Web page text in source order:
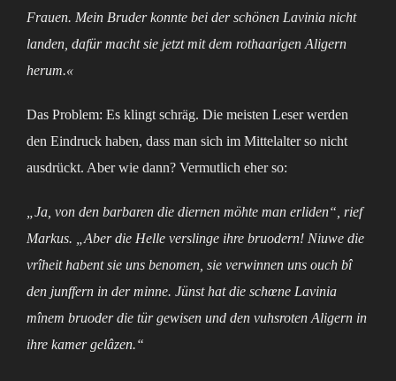
Frauen. Mein Bruder konnte bei der schönen Lavinia nicht
landen, dafür macht sie jetzt mit dem rothaarigen Aligern
herum.«
Das Problem: Es klingt schräg. Die meisten Leser werden
den Eindruck haben, dass man sich im Mittelalter so nicht
ausdrückt. Aber wie dann? Vermutlich eher so:
„Ja, von den barbaren die diernen möhte man erliden“, rief
Markus. „Aber die Helle verslinge ihre bruodern! Niuwe die
vrîheit habent sie uns benomen, sie verwinnen uns ouch bî
den junffern in der minne. Jünst hat die schœne Lavinia
mînem bruoder die tür gewisen und den vuhsroten Aligern in
ihre kamer gelâzen.“